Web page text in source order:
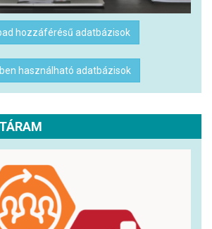
hozzáférésű adatbázisok
használható adatbázisok